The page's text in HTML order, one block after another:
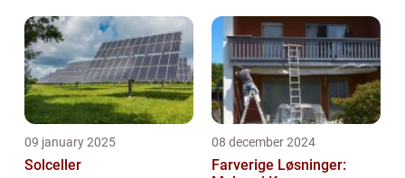
09 january 2025
Solceller
08 december 2024
Farverige Løsninger: